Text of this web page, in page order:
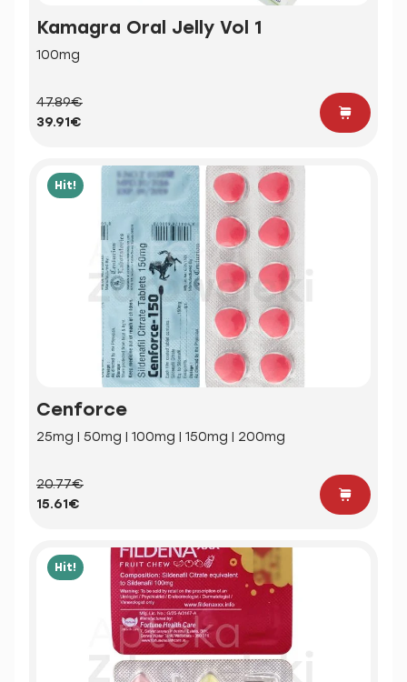
Kamagra Oral Jelly Vol 1
100mg
47.89€
39.91€
Hit!
Cenforce
25mg | 50mg | 100mg | 150mg | 200mg
20.77€
15.61€
Hit!